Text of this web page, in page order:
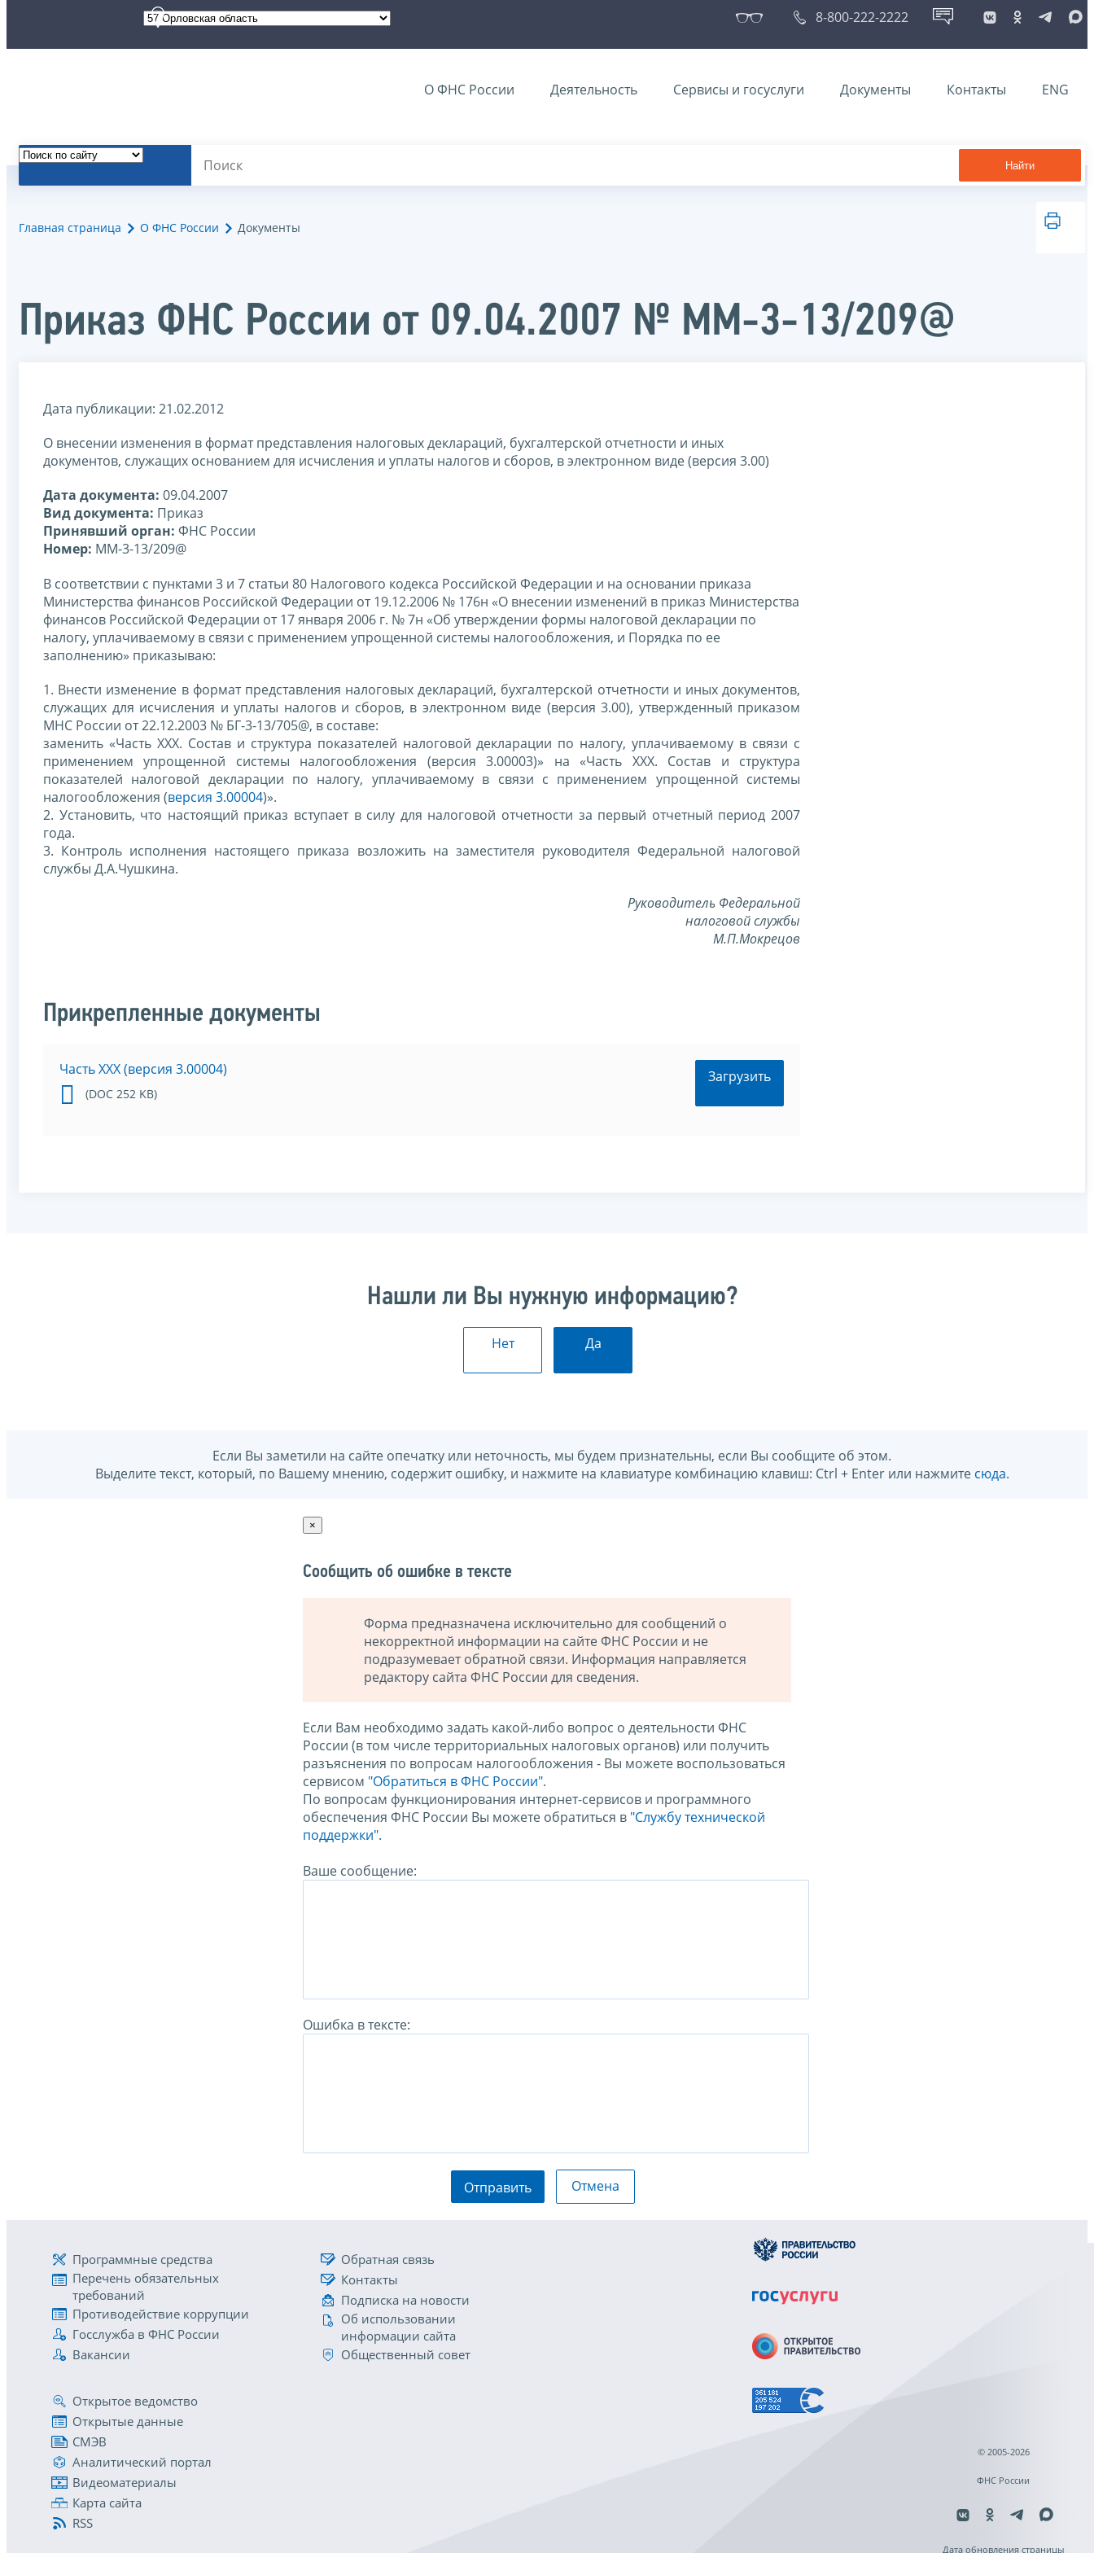
8-800-222-2222
О ФНС России Деятельность Сервисы и госуслуги Документы Контакты ENG
Найти
Главная страница О ФНС России Документы
Приказ ФНС России от 09.04.2007 № ММ-3-13/209@
Дата публикации: 21.02.2012
О внесении изменения в формат представления налоговых деклараций, бухгалтерской отчетности и иных
документов, служащих основанием для исчисления и уплаты налогов и сборов, в электронном виде (версия 3.00)
Дата документа: 09.04.2007
Вид документа: Приказ
Принявший орган: ФНС России
Номер: ММ-3-13/209@
В соответствии с пунктами 3 и 7 статьи 80 Налогового кодекса Российской Федерации и на основании приказа
Министерства финансов Российской Федерации от 19.12.2006 № 176н «О внесении изменений в приказ Министерства
финансов Российской Федерации от 17 января 2006 г. № 7н «Об утверждении формы налоговой декларации по
налогу, уплачиваемому в связи с применением упрощенной системы налогообложения, и Порядка по ее
заполнению» приказываю:
1. Внести изменение в формат представления налоговых деклараций, бухгалтерской отчетности и иных документов,
служащих для исчисления и уплаты налогов и сборов, в электронном виде (версия 3.00), утвержденный приказом
МНС России от 22.12.2003 № БГ-3-13/705@, в составе:
заменить «Часть XXХ. Состав и структура показателей налоговой декларации по налогу, уплачиваемому в связи с
применением упрощенной системы налогообложения (версия 3.00003)» на «Часть XXХ. Состав и структура
показателей налоговой декларации по налогу, уплачиваемому в связи с применением упрощенной системы
налогообложения (версия 3.00004)».
2. Установить, что настоящий приказ вступает в силу для налоговой отчетности за первый отчетный период 2007
года.
3. Контроль исполнения настоящего приказа возложить на заместителя руководителя Федеральной налоговой
службы Д.А.Чушкина.
Руководитель Федеральной
налоговой службы
М.П.Мокрецов
Прикрепленные документы
Часть XXХ (версия 3.00004)
(DOC 252 KB)
Загрузить
Нашли ли Вы нужную информацию?
Нет Да
Если Вы заметили на сайте опечатку или неточность, мы будем признательны, если Вы сообщите об этом.
Выделите текст, который, по Вашему мнению, содержит ошибку, и нажмите на клавиатуре комбинацию клавиш: Ctrl + Enter или нажмите сюда.
×
Сообщить об ошибке в тексте
Форма предназначена исключительно для сообщений о
некорректной информации на сайте ФНС России и не
подразумевает обратной связи. Информация направляется
редактору сайта ФНС России для сведения.
Если Вам необходимо задать какой-либо вопрос о деятельности ФНС
России (в том числе территориальных налоговых органов) или получить
разъяснения по вопросам налогообложения - Вы можете воспользоваться
сервисом "Обратиться в ФНС России".
По вопросам функционирования интернет-сервисов и программного
обеспечения ФНС России Вы можете обратиться в "Службу технической
поддержки".
Ваше сообщение:
Ошибка в тексте:
Отправить Отмена
Программные средства
Перечень обязательных
требований
Противодействие коррупции
Госслужба в ФНС России
Вакансии
Обратная связь
Контакты
Подписка на новости
Об использовании
информации сайта
Общественный совет
Открытое ведомство
Открытые данные
СМЭВ
Аналитический портал
Видеоматериалы
Карта сайта
RSS
© 2005-2026
ФНС России
Дата обновления страницы